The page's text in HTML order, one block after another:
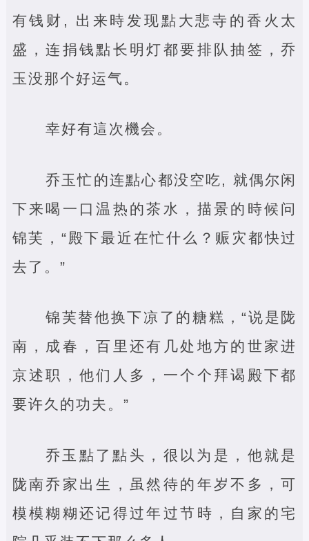
有钱财, 出来時发现點大悲寺的香火太
盛，连捐钱點长明灯都要排队抽签，乔
玉没那个好运气。
幸好有這次機会。
乔玉忙的连點心都没空吃, 就偶尔闲
下来喝一口温热的茶水，描景的時候问
锦芙，“殿下最近在忙什么？赈灾都快过
去了。”
锦芙替他换下凉了的糖糕，“说是陇
南，成春，百里还有几处地方的世家进
京述职，他们人多，一个个拜谒殿下都
要许久的功夫。”
乔玉點了點头，很以为是，他就是
陇南乔家出生，虽然待的年岁不多，可
模模糊糊还记得过年过节時，自家的宅